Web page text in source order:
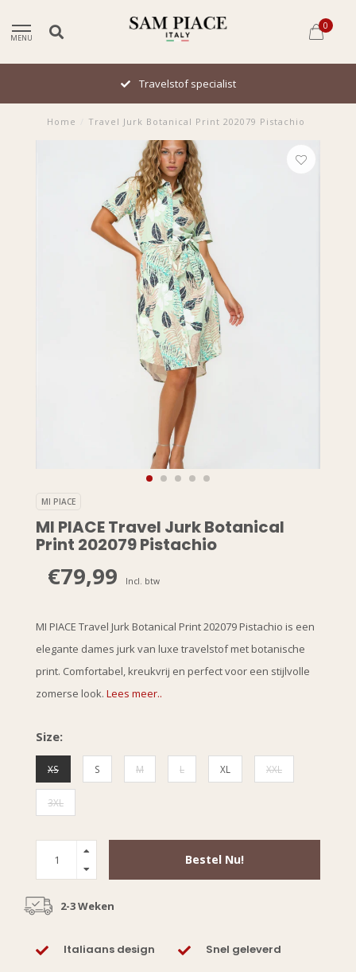
MENU
0
Travelstof specialist
Home Travel Jurk Botanical Print 202079 Pistachio
MI PIACE
MI PIACE Travel Jurk Botanical
Print 202079 Pistachio
€79,99 Incl. btw
MI PIACE Travel Jurk Botanical Print 202079 Pistachio is een
elegante dames jurk van luxe travelstof met botanische
print. Comfortabel, kreukvrij en perfect voor een stijlvolle
zomerse look. Lees meer..
Size:
XS S M L XL XXL
3XL
Bestel Nu!
2-3 Weken
Italiaans design Snel geleverd